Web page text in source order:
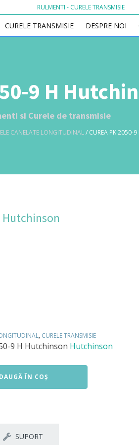
RULMENTI - CURELE TRANSMISIE
CURELE TRANSMISIE DESPRE NOI
9 H
si Curele de transmisie
CANELATE LONGITUDINAL/ CUREA PK 2050-
Hutchinson
, CURELE TRANSMISIE
9 H Hutchinson Hutchinson
ÎN COȘ
SUPORT